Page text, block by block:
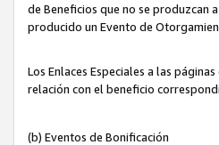
de Beneficios que no se produzcan
producido un Evento de
Los Enlaces Especiales a las
relación con el beneficio
(b) Eventos de Bonificación